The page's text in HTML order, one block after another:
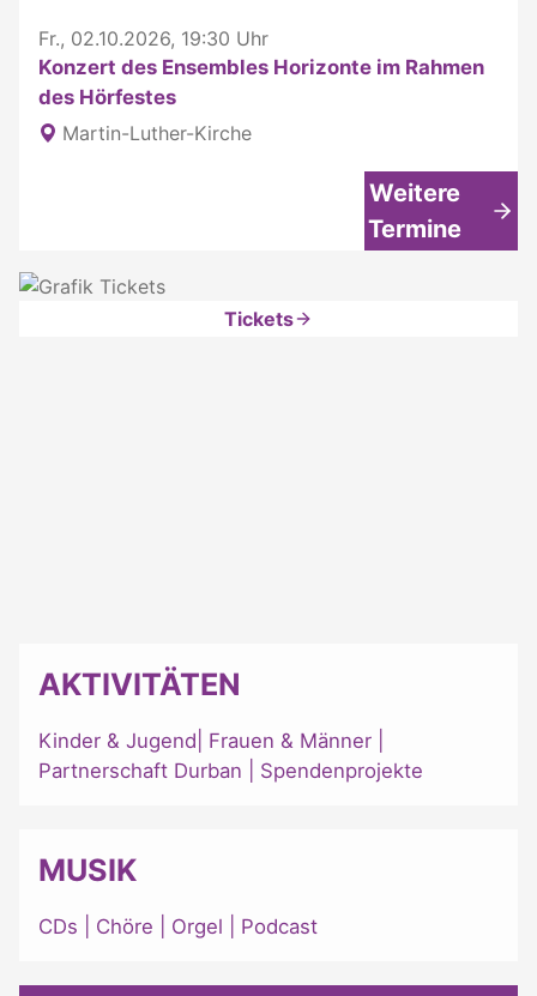
Fr., 02.10.2026, 19:30 Uhr
Konzert des Ensembles Horizonte im Rahmen
des Hörfestes
Martin-Luther-Kirche
Weitere
Termine
Tickets
AKTIVITÄTEN
Kinder & Jugend Frauen & Männer
Partnerschaft Durban
Spendenprojekte
MUSIK
CDs Chöre Orgel Podcast